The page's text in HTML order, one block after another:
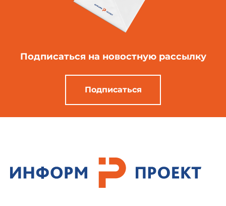
Подписаться на новостную рассылку
Подписаться